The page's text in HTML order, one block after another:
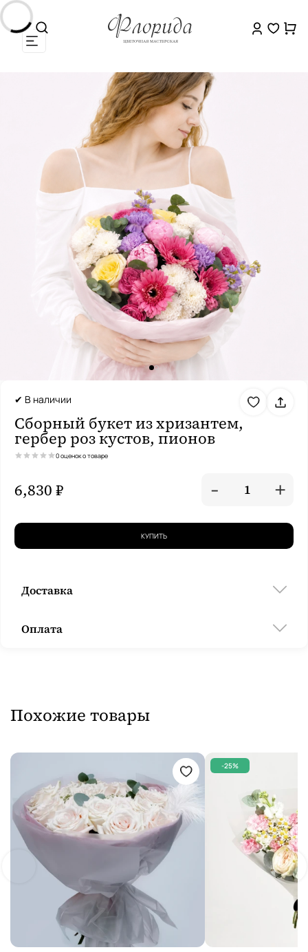
✔ В наличии
Сборный букет из хризантем,
гербер роз кустов, пионов
0 оценок о товаре
6,830 ₽ - 1 +
КУПИТЬ
Доставка
Оплата
Похожие товары
-25%